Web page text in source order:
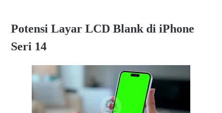
Potensi Layar LCD Blank di iPhone
Seri 14